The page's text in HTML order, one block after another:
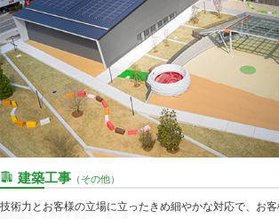
建築工事 （その他）
技術力とお客様の立場に立ったきめ細やかな対応で、お